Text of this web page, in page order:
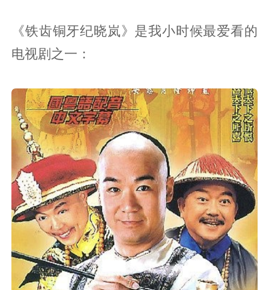
《铁齿铜牙纪晓岚》是我小时候最爱看的
电视剧之一：